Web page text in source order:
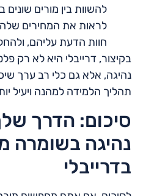
להשוות בין מורים שונים
לראות את המחירים
חוות הדעת עליהם,
בקיצור, דרייבלי היא לא רק
נהיגה, אלא גם כלי רב ערך
תהליך הלמידה למהנה ויעיל
סיכום: הדרך
נהיגה בשומרה
בדרייבלי